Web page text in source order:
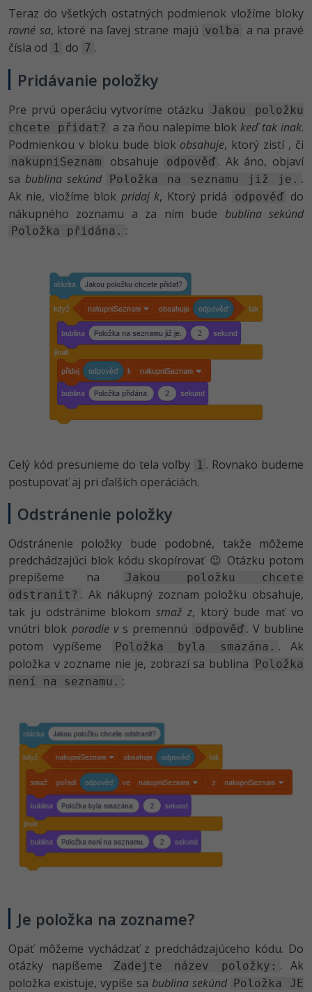
Teraz do všetkých ostatných podmienok vložíme bloky
rovné sa, ktoré na ľavej strane majú volba
a na pravé
čísla od 1 do 7 .
Pridávanie položky
Pre prvú operáciu vytvoríme otázku
Jakou položku
chcete přidat?
a za ňou nalepíme blok keď tak inak.
Podmienkou v bloku bude blok obsahuje, ktorý zistí , či
nakupniSeznam obsahuje odpověď . Ak áno, objaví
sa bublina sekúnd Položka na seznamu již je. .
Ak nie, vložíme blok pridaj k, Ktorý pridá odpověď
do
nákupného zoznamu a za ním bude bublina sekúnd
Položka přidána. :
Celý kód presunieme do tela voľby 1 . Rovnako budeme
postupovať aj pri ďalších operáciách.
Odstránenie položky
Odstránenie položky bude podobné, takže môžeme
predchádzajúci blok kódu skopírovať 😉 Otázku potom
prepíšeme na
Jakou položku chcete
odstranit? . Ak nákupný zoznam položku obsahuje,
tak ju odstránime blokomsmaž z, ktorý bude mať vo
vnútri blok poradie vs premennú odpověď . V bubline
potom vypíšeme
Položka byla smazána. . Ak
položka v zozname nie je, zobrazí sa bublina Položka
není na seznamu. :
Je položka na zozname?
Opäť môžeme vychádzať z predchádzajúceho kódu. Do
otázky napíšeme
Zadejte název položky: . Ak
položka existuje, vypíše sa bublina sekúnd
Položka JE